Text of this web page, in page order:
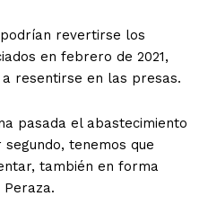
revertirse los
en febrero de 2021,
resentirse en las presas.
pasada el abastecimiento
tenemos que
también en forma